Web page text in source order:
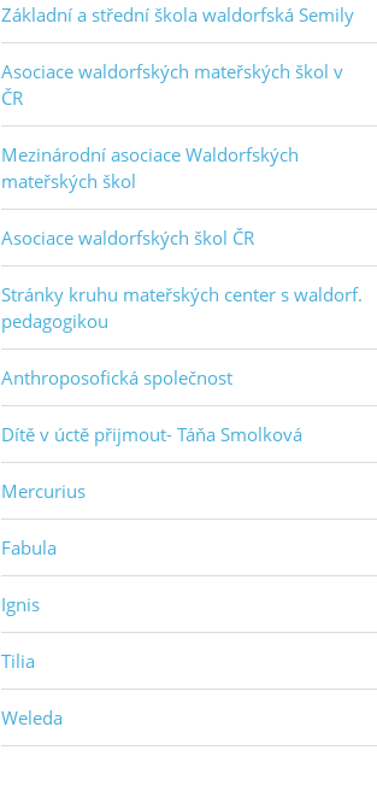
Základní a střední škola waldorfská Semily
Asociace waldorfských mateřských škol v
ČR
Mezinárodní asociace Waldorfských
mateřských škol
Asociace waldorfských škol ČR
Stránky kruhu mateřských center s waldorf.
pedagogikou
Anthroposofická společnost
Dítě v úctě přijmout- Táňa Smolková
Mercurius
Fabula
Ignis
Tilia
Weleda